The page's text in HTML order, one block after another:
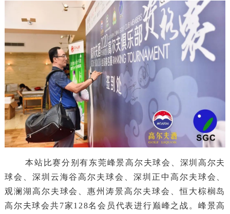
本站比赛分别有东莞峰景高尔夫球会、深圳高尔夫
球会、深圳云海谷高尔夫球会、深圳正中高尔夫球会、
观澜湖高尔夫球会、惠州涛景高尔夫球会、恒大棕榈岛
高尔夫球会共7家128名会员代表进行巅峰之战。峰景高